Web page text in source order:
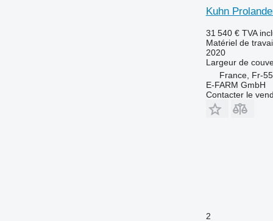
Kuhn
31 540 € TVA
Matériel de
2020
Largeur de
France, Fr-
E-FARM GmbH
Contacter le
2